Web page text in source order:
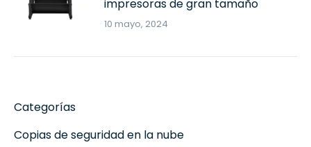
impresoras de gran tamaño
10 mayo, 2024
Categorías
Copias de seguridad en la nube